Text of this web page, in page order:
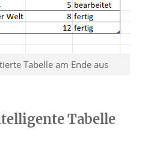
Tabelle am Ende aus
Tabelle